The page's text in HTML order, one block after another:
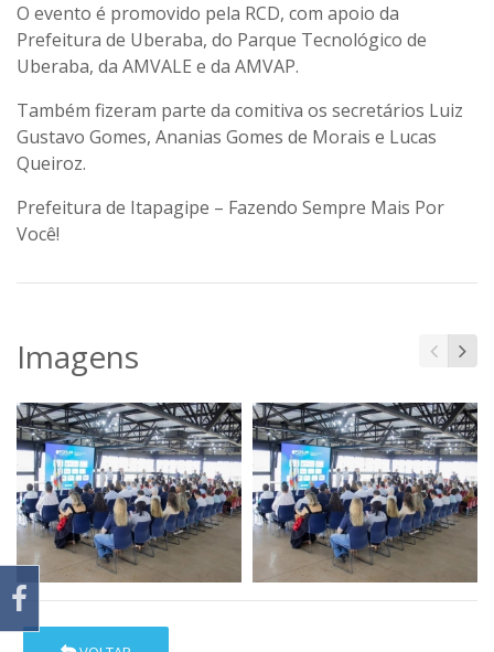
O evento é promovido pela RCD, com apoio da
Prefeitura de Uberaba, do Parque Tecnológico de
Uberaba, da AMVALE e da AMVAP.
Também fizeram parte da comitiva os secretários Luiz
Gustavo Gomes, Ananias Gomes de Morais e Lucas
Queiroz.
Prefeitura de Itapagipe – Fazendo Sempre Mais Por
Você!
Imagens